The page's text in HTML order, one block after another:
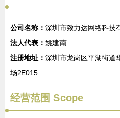
公司名称： 深圳市致力达网络科技
法人代表： 姚建南
注册地址： 深圳市龙岗区平湖街道
场2E015
经营范围 Scope